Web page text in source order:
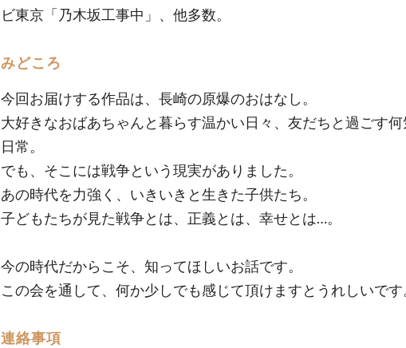
ビ東京「乃木坂工事中」、他多数。
みどころ
今回お届けする作品は、長崎の原爆のおはなし。
大好きなおばあちゃんと暮らす温かい日々、友だちと過ごす
日常。
でも、そこには戦争という現実がありました。
あの時代を力強く、いきいきと生きた子供たち。
子どもたちが見た戦争とは、正義とは、幸せとは…。
今の時代だからこそ、知ってほしいお話です。
この会を通して、何か少しでも感じて頂けますとうれしいです
連絡事項